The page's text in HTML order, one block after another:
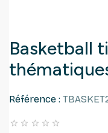
Basketball
Référence :
    